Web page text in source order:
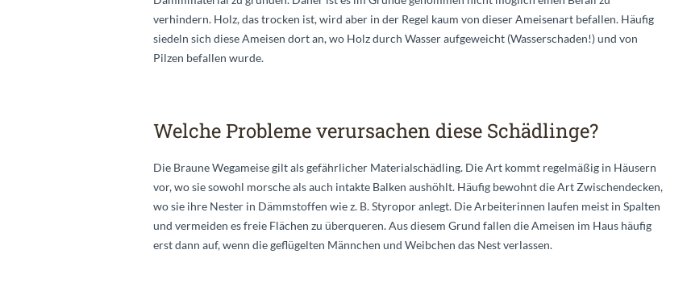
verhindern. Holz, das trocken ist, wird aber in der Regel kaum von dieser Ameisenart befallen. Häufig
siedeln sich diese Ameisen dort an, wo Holz durch Wasser aufgeweicht (Wasserschaden!) und von
Pilzen befallen wurde.
Welche Probleme verursachen diese Schädlinge?
Die Braune Wegameise gilt als gefährlicher Materialschädling. Die Art kommt regelmäßig in Häusern
vor, wo sie sowohl morsche als auch intakte Balken aushöhlt. Häufig bewohnt die Art Zwischendecken,
wo sie ihre Nester in Dämmstoffen wie z. B. Styropor anlegt. Die Arbeiterinnen laufen meist in Spalten
und vermeiden es freie Flächen zu überqueren. Aus diesem Grund fallen die Ameisen im Haus häufig
erst dann auf, wenn die geflügelten Männchen und Weibchen das Nest verlassen.